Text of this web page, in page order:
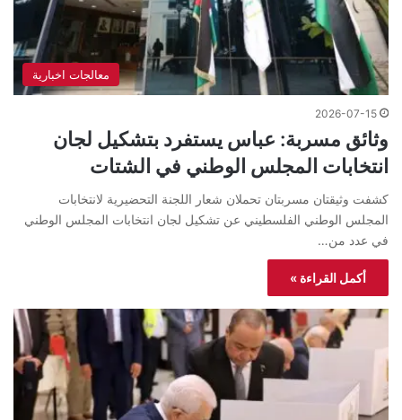
معالجات اخبارية
2026-07-15
وثائق مسربة: عباس يستفرد بتشكيل لجان
انتخابات المجلس الوطني في الشتات
كشفت وثيقتان مسربتان تحملان شعار اللجنة التحضيرية لانتخابات
المجلس الوطني الفلسطيني عن تشكيل لجان انتخابات المجلس الوطني
في عدد من…
أكمل القراءة »